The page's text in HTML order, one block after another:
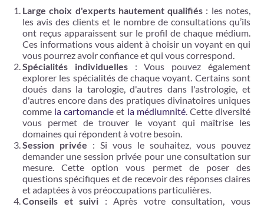
Large choix d'experts hautement qualifiés : les notes,
les avis des clients et le nombre de consultations qu’ils
ont reçus apparaissent sur le profil de chaque médium.
Ces informations vous aident à choisir un voyant en qui
vous pourrez avoir confiance et qui vous correspond.
Spécialités individuelles: Vous pouvez également
explorer les spécialités de chaque voyant. Certains sont
doués dans la tarologie, d'autres dans l'astrologie, et
d'autres encore dans des pratiques divinatoires uniques
comme la cartomancie et la médiumnité. Cette diversité
vous permet de trouver le voyant qui maîtrise les
domaines qui répondent à votre besoin.
Session privée : Si vous le souhaitez, vous pouvez
demander une session privée pour une consultation sur
mesure. Cette option vous permet de poser des
questions spécifiques et de recevoir des réponses claires
et adaptées à vos préoccupations particulières.
Conseils et suivi : Après votre consultation, vous